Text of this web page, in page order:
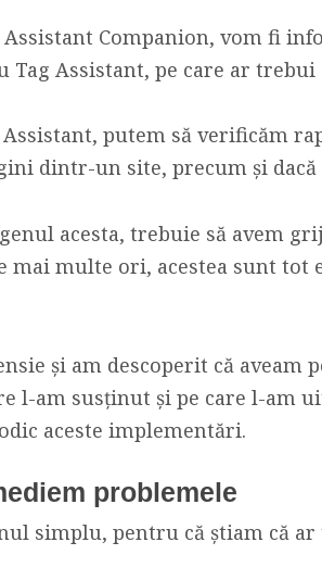
Companion, vom fi
Tag Assistant, pe care ar
putem să verificăm
dintr-un site, precum și dacă
acesta, trebuie să avem
mai multe ori, acestea sunt
și am descoperit că aveam
am susținut și pe care l-am
aceste implementări.
problemele
simplu, pentru că știam că